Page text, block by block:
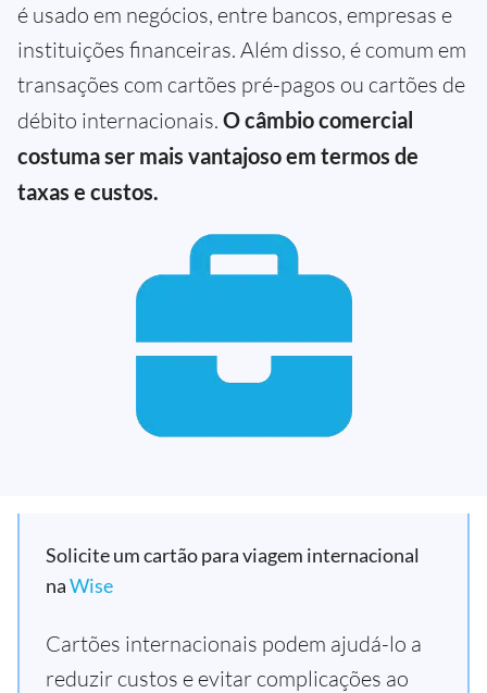
é usado em negócios, entre bancos, empresas e
instituições financeiras. Além disso, é comum em
transações com cartões pré-pagos ou cartões de
débito internacionais. O câmbio comercial
costuma ser mais vantajoso em termos de
taxas e custos.
Solicite um cartão para viagem internacional
naWise
Cartões internacionais podem ajudá-lo a
reduzir custos e evitar complicações ao